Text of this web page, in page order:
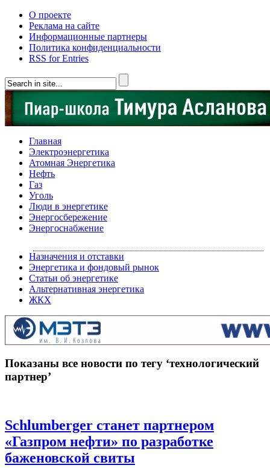
О проекте
Реклама на сайте
Информационные партнеры
Политика конфиденциальности
RSS for Entries
Главная
Электроэнергетика
Атомная Энергетика
Нефть
Газ
Уголь
Люди в энергетике
Энергосбережение
Энергоснабжение
Назначения и отставки
Энергетика и фондовый рынок
Статьи об энергетике
Альтернативная энергетика
ЖКХ
Показаны все новости по тегу ‘технологический
партнер’
Schlumberger станет партнером
«Газпром нефти» по разработке
баженовской свиты